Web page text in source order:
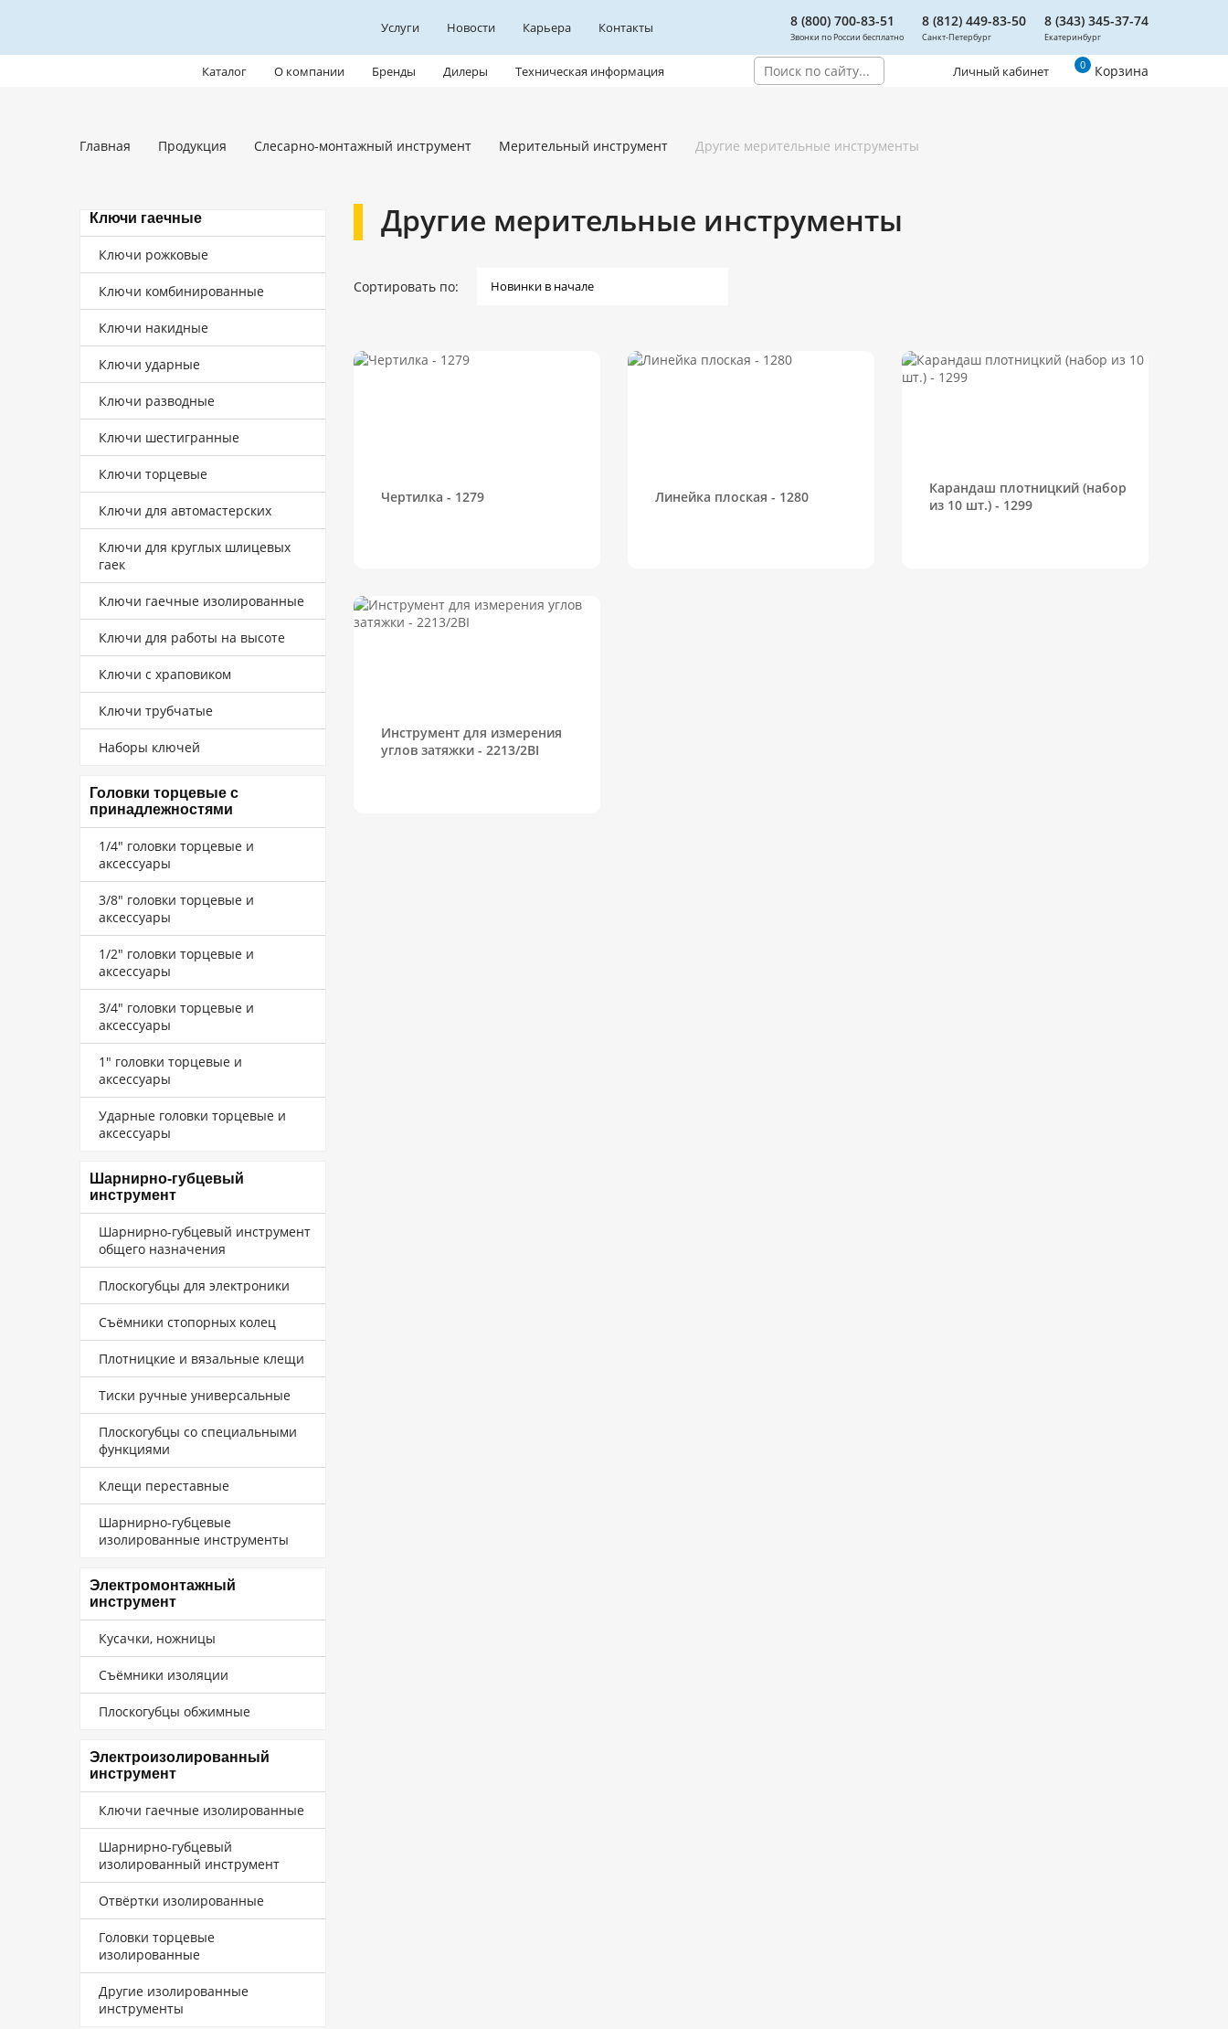
Услуги Новости Карьера Контакты 8 (800) 700-83-51
Звонки по России бесплатно
8 (812) 449-83-50
Санкт-Петербург
8 (343) 345-37-74
Екатеринбург
Каталог О компании Бренды Дилеры Техническая информация Личный кабинет 0 Корзина
Главная Продукция Слесарно-монтажный инструмент Мерительный инструмент Другие мерительные инструменты
Ключи гаечные
Ключи рожковые
Ключи комбинированные
Ключи накидные
Ключи ударные
Ключи разводные
Ключи шестигранные
Ключи торцевые
Ключи для автомастерских
Ключи для круглых шлицевых
гаек
Ключи гаечные изолированные
Ключи для работы на высоте
Ключи с храповиком
Ключи трубчатые
Наборы ключей
Головки торцевые с
принадлежностями
1/4" головки торцевые и
аксессуары
3/8" головки торцевые и
аксессуары
1/2" головки торцевые и
аксессуары
3/4" головки торцевые и
аксессуары
1" головки торцевые и
аксессуары
Ударные головки торцевые и
аксессуары
Шарнирно-губцевый
инструмент
Шарнирно-губцевый инструмент
общего назначения
Плоскогубцы для электроники
Съёмники стопорных колец
Плотницкие и вязальные клещи
Тиски ручные универсальные
Плоскогубцы со специальными
функциями
Клещи переставные
Шарнирно-губцевые
изолированные инструменты
Электромонтажный
инструмент
Кусачки, ножницы
Съёмники изоляции
Плоскогубцы обжимные
Электроизолированный
инструмент
Ключи гаечные изолированные
Шарнирно-губцевый
изолированный инструмент
Отвёртки изолированные
Головки торцевые
изолированные
Другие изолированные
инструменты
Другие мерительные инструменты
Сортировать по:
Чертилка - 1279 Линейка плоская - 1280
Карандаш плотницкий (набор
из 10 шт.) - 1299
Инструмент для измерения
углов затяжки - 2213/2BI